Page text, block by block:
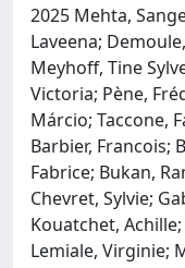
2025 Mehta,
Laveena;
Meyhoff, Tine
Victoria; Pène,
Márcio; Taccone,
Barbier, Francois;
Fabrice; Bukan,
Chevret, Sylvie;
Kouatchet,
Lemiale, Virginie;